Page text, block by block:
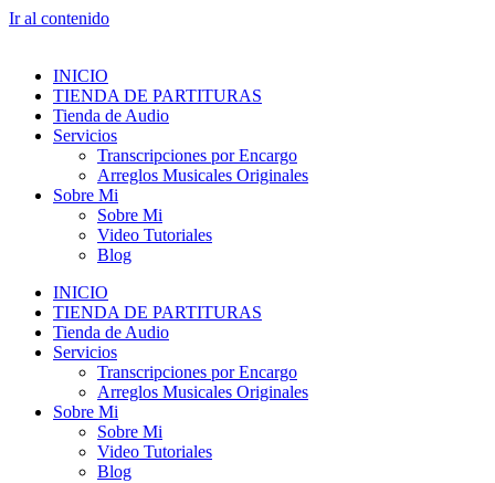
Ir al contenido
INICIO
TIENDA DE PARTITURAS
Tienda de Audio
Servicios
Transcripciones por Encargo
Arreglos Musicales Originales
Sobre Mi
Sobre Mi
Video Tutoriales
Blog
INICIO
TIENDA DE PARTITURAS
Tienda de Audio
Servicios
Transcripciones por Encargo
Arreglos Musicales Originales
Sobre Mi
Sobre Mi
Video Tutoriales
Blog